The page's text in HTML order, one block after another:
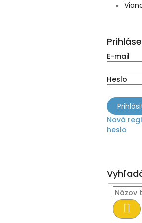
E-mail
Heslo
Nová
heslo